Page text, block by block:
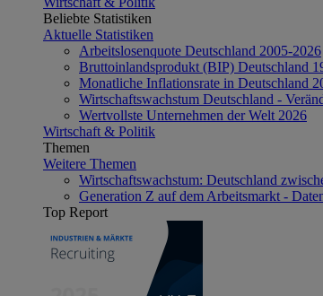
Beliebte Statistiken
Aktuelle Statistiken
Arbeitslosenquote Deutschland 2005-2026
Bruttoinlandsprodukt (BIP) Deutschland
Monatliche Inflationsrate in Deutschland
Wirtschaftswachstum Deutschland -
Wertvollste Unternehmen der Welt 2026
Wirtschaft & Politik
Themen
Weitere Themen
Wirtschaftswachstum: Deutschland
Generation Z auf dem Arbeitsmarkt -
Top Report